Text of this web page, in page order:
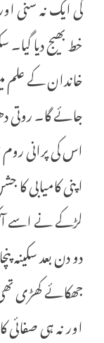
خط بھیج دیا
خاندان کے علم
جائے گا۔ روتی
اس کی پرانی
اپنی کامیابی
لڑکے نے اسے
دو دن بعد
جھکائے کھڑی
اور نہ ہی صفائی